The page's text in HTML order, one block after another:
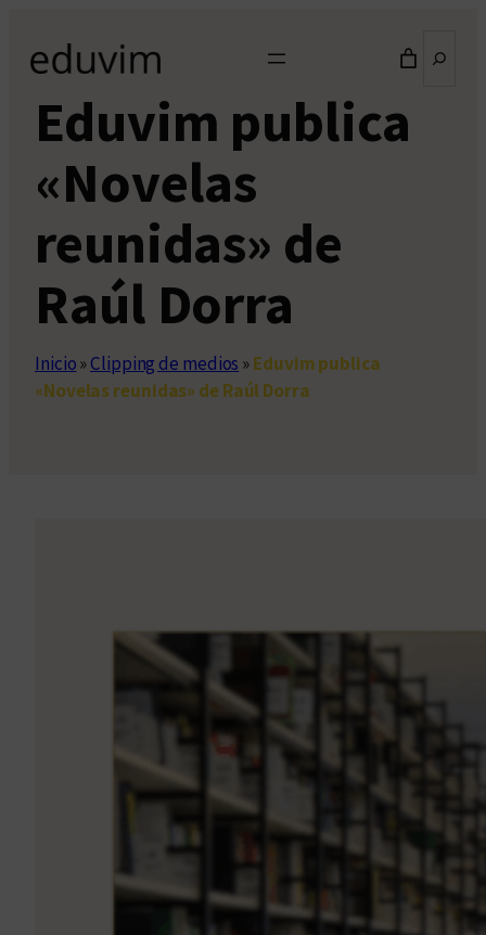
contenido
Eduvim publica
«Novelas
reunidas» de
Raúl Dorra
Inicio»Clipping de medios »Eduvim publica
«Novelas reunidas» de Raúl Dorra